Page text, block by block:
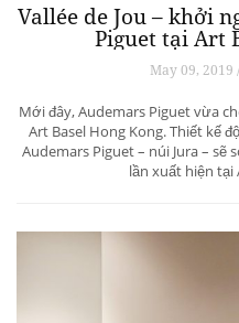
Vallée de Jou – khởi
Piguet tại Art
May 09, 2019
Mới đây, Audemars Piguet vừa
Art Basel Hong Kong. Thiết kế
Audemars Piguet – núi Jura –
lần xuất hiện tại